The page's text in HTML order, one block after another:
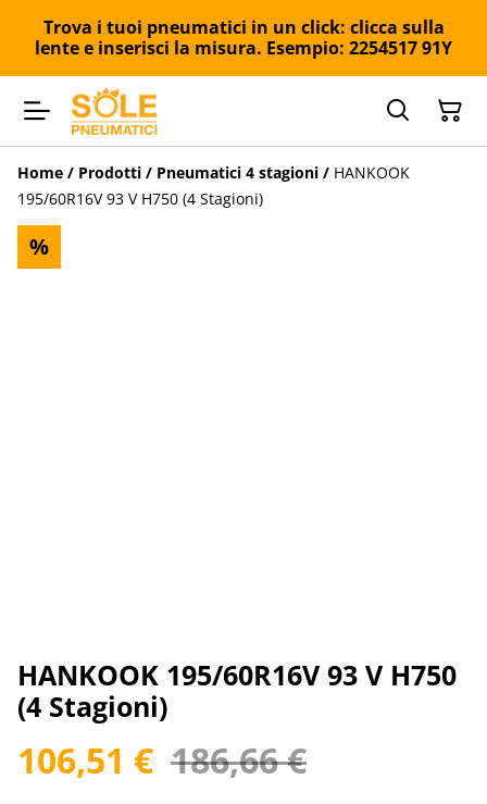
Trova i tuoi pneumatici in un click: clicca sulla
lente e inserisci la misura. Esempio: 2254517 91Y
Home / Prodotti / Pneumatici 4 stagioni / HANKOOK
195/60R16V 93 V H750 (4 Stagioni)
%
HANKOOK 195/60R16V 93 V H750
(4 Stagioni)
106,51 € 186,66 €